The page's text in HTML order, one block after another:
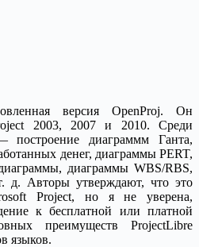
версия OpenProj. Он
2003, 2007 и 2010. Среди
построение диаграммм Ганта,
денег, диаграммы PERT,
диаграммы WBS/RBS,
д. Авторы утверждают, что это
Project, но я не уверена,
к бесплатной или платной
преимуществ ProjectLibre
языков.